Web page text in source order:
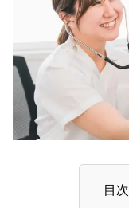
目次